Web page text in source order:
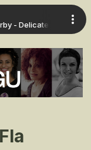
- Delicate